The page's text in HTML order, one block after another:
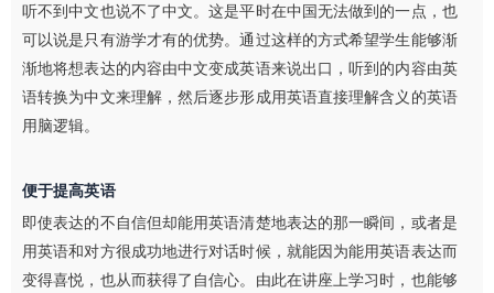
听不到中文也说不了中文。这是平时在中国无法做到的一点，也
可以说是只有游学才有的优势。通过这样的方式希望学生能够渐
渐地将想表达的内容由中文变成英语来说出口，听到的内容由英
语转换为中文来理解，然后逐步形成用英语直接理解含义的英语
用脑逻辑。
便于提高英语
即使表达的不自信但却能用英语清楚地表达的那一瞬间，或者是
用英语和对方很成功地进行对话时候，就能因为能用英语表达而
变得喜悦，也从而获得了自信心。由此在讲座上学习时，也能够